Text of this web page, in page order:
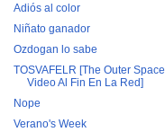
Adiós al color
Niñato ganador
Ozdogan lo sabe
TOSVAFELR [The Outer Space
Video Al Fin En La Red]
Nope
Verano's Week